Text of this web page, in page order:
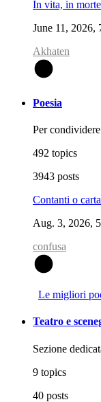
In vita, in morte
June 11, 2026,
Akhaten
Poesia
Per
492 topics
3943 posts
Contanti o
Aug. 3, 2026,
confusa
Le migliori
Teatro e
Sezione
9 topics
40 posts